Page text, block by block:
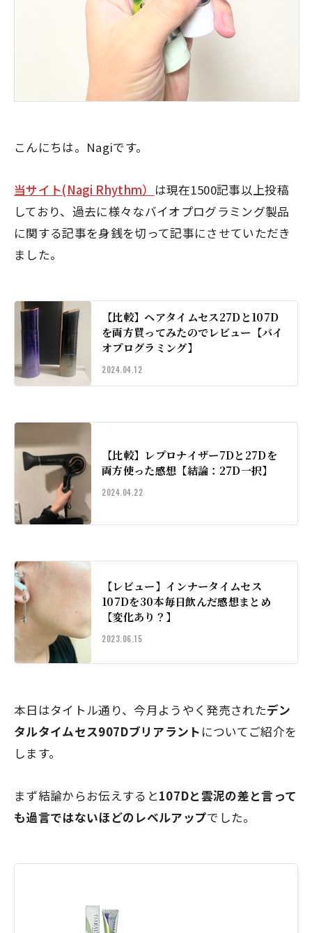
こんにちは。Nagiです。
当サイト(Nagi Rhythm） は現在1500記事以上投稿
しており、過去に様々なバイオプログラミング製品
に関する記事を身銭を切って記事にさせていただき
ました。
【比較】ヘアタイムセス27Dと107D
を両方買ってみたのでレビュー【バイ
オプログラミング】
2024.04.12
【比較】レプロナイザー7Dと27Dを
両方使った感想【結論：27D一択】
2024.04.22
【レビュー】インナータイムセス
107Dを30本毎日飲んだ感想まとめ
【変化あり？】
2023.06.15
本日はタイトル通り、今月ようやく発売されたデン
タルタイムセス907Dブリアラント についてご紹介を
します。
まず結論からお伝えすると107Dと雲泥の差と言って
も過言ではないほどのレベルアップでした。